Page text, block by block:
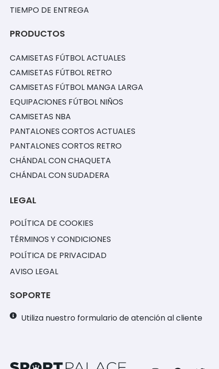
TIEMPO DE ENTREGA
PRODUCTOS
CAMISETAS FÚTBOL ACTUALES
CAMISETAS FÚTBOL RETRO
CAMISETAS FÚTBOL MANGA LARGA
EQUIPACIONES FÚTBOL NIÑOS
CAMISETAS NBA
PANTALONES CORTOS ACTUALES
PANTALONES CORTOS RETRO
CHÁNDAL CON CHAQUETA
CHÁNDAL CON SUDADERA
LEGAL
POLÍTICA DE COOKIES
TÉRMINOS Y CONDICIONES
POLÍTICA DE PRIVACIDAD
AVISO LEGAL
SOPORTE
Utiliza nuestro formulario de atención al cliente